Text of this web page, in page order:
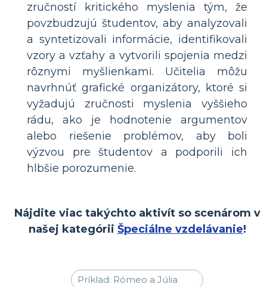
zručností kritického myslenia tým, že
povzbudzujú študentov, aby analyzovali
a syntetizovali informácie, identifikovali
vzory a vzťahy a vytvorili spojenia medzi
rôznymi myšlienkami. Učitelia môžu
navrhnúť grafické organizátory, ktoré si
vyžadujú zručnosti myslenia vyššieho
rádu, ako je hodnotenie argumentov
alebo riešenie problémov, aby boli
výzvou pre študentov a podporili ich
hlbšie porozumenie.
Nájdite viac takýchto aktivít so scenárom v
našej kategórii Špeciálne vzdelávanie!